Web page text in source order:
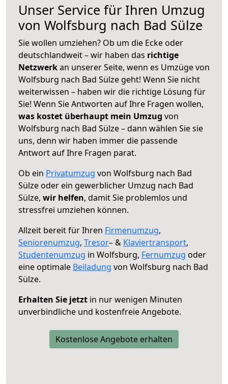
Unser Service für Ihren Umzug
von Wolfsburg nach Bad Sülze
Sie wollen umziehen? Ob um die Ecke oder
deutschlandweit – wir haben das richtige
Netzwerkan unserer Seite, wenn es Umzüge von
Wolfsburg nach Bad Sülze geht! Wenn Sie nicht
weiterwissen – haben wir die richtige Lösung für
Sie! Wenn Sie Antworten auf Ihre Fragen wollen,
was kostet überhaupt mein Umzug von
Wolfsburg nach Bad Sülze – dann wählen Sie sie
uns, denn wir haben immer die passende
Antwort auf Ihre Fragen parat.
Ob ein Privatumzug von Wolfsburg nach Bad
Sülze oder ein gewerblicher Umzug nach Bad
Sülze, wir helfen, damit Sie problemlos und
stressfrei umziehen können.
Allzeit bereit für Ihren Firmenumzug,
Seniorenumzug, Tresor– & Klaviertransport,
Studentenumzug in Wolfsburg, Fernumzug oder
eine optimale Beiladung von Wolfsburg nach Bad
Sülze.
Erhalten Sie jetzt in nur wenigen Minuten
unverbindliche und kostenfreie Angebote.
Kostenlose Angebote erhalten